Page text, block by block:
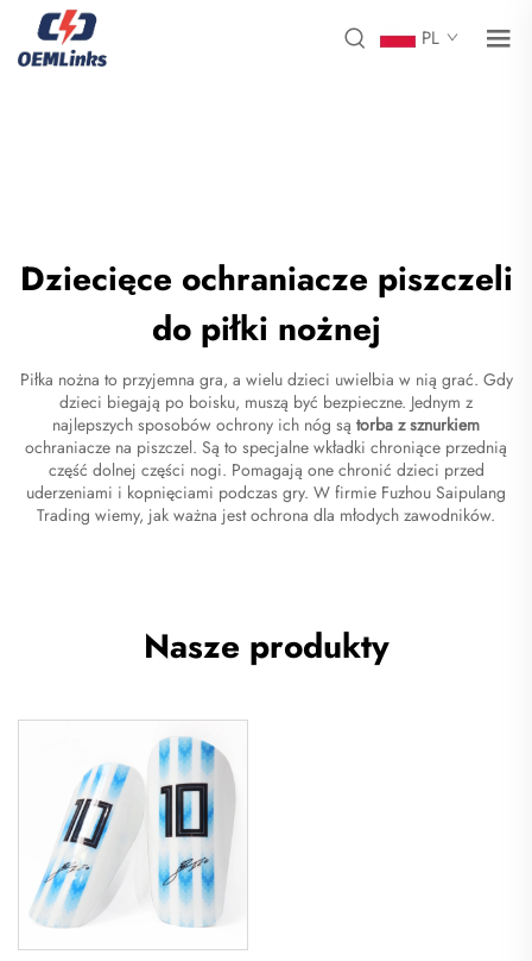
PL
Dziecięce ochraniacze piszczeli
do piłki nożnej
Piłka nożna to przyjemna gra, a wielu dzieci uwielbia w nią grać. Gdy
dzieci biegają po boisku, muszą być bezpieczne. Jednym z
najlepszych sposobów ochrony ich nóg są torba z sznurkiem
ochraniacze na piszczel. Są to specjalne wkładki chroniące przednią
część dolnej części nogi. Pomagają one chronić dzieci przed
uderzeniami i kopnięciami podczas gry. W firmie Fuzhou Saipulang
Trading wiemy, jak ważna jest ochrona dla młodych zawodników.
Nasze produkty